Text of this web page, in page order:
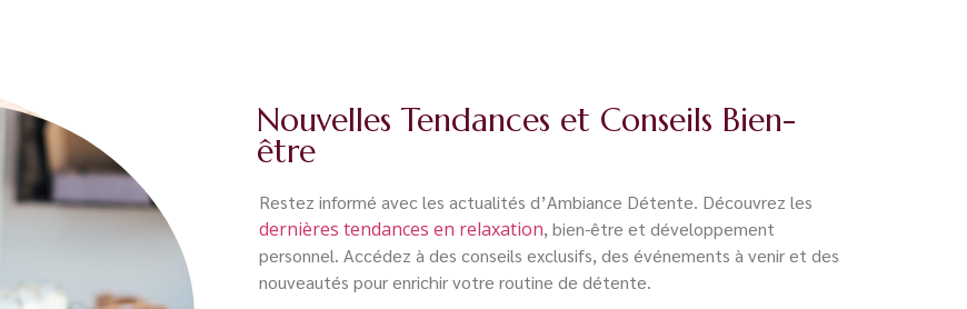
Nouvelles Tendances et Conseils Bien-
être
Restez informé avec les actualités d’Ambiance Détente. Découvrez les
dernières tendances en relaxation, bien-être et développement
personnel. Accédez à des conseils exclusifs, des événements à venir et des
nouveautés pour enrichir votre routine de détente.